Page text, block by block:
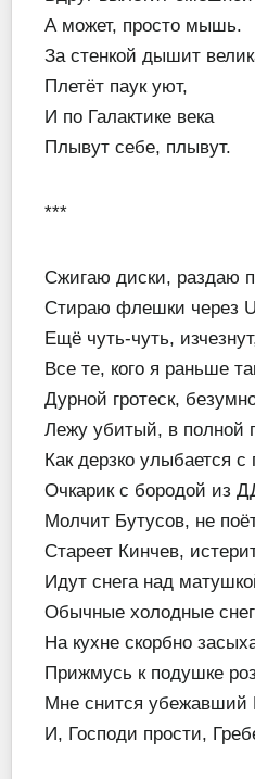
А может, просто мышь.
За стенкой дышит
Плетёт паук уют,
И по Галактике века
Плывут себе, плывут.
***
Сжигаю диски, раздаю
Стираю флешки через
Ещё чуть-чуть,
Все те, кого я раньше
Дурной гротеск,
Лежу убитый, в полной
Как дерзко улыбается с
Очкарик с бородой из
Молчит Бутусов, не
Стареет Кинчев,
Идут снега над
Обычные холодные
На кухне скорбно
Прижмусь к подушке
Мне снится убежавший
И, Господи прости,